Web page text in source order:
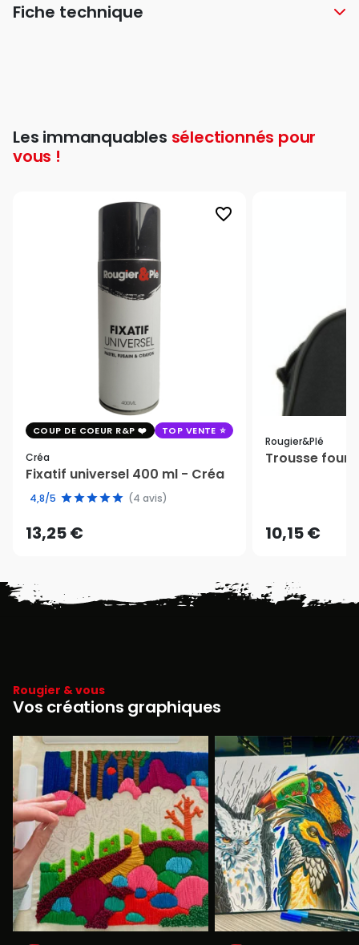
Fiche technique
Les immanquables sélectionnés pour
vous !
favorite_border
COUP DE COEUR R&P TOP VENTE
Créa
Fixatif universel 400 ml - Créa
4,8/5 (4 avis)
13,25 €
Rougier&plé
Trousse
10,15 €
Rougier & vous
Vos créations graphiques